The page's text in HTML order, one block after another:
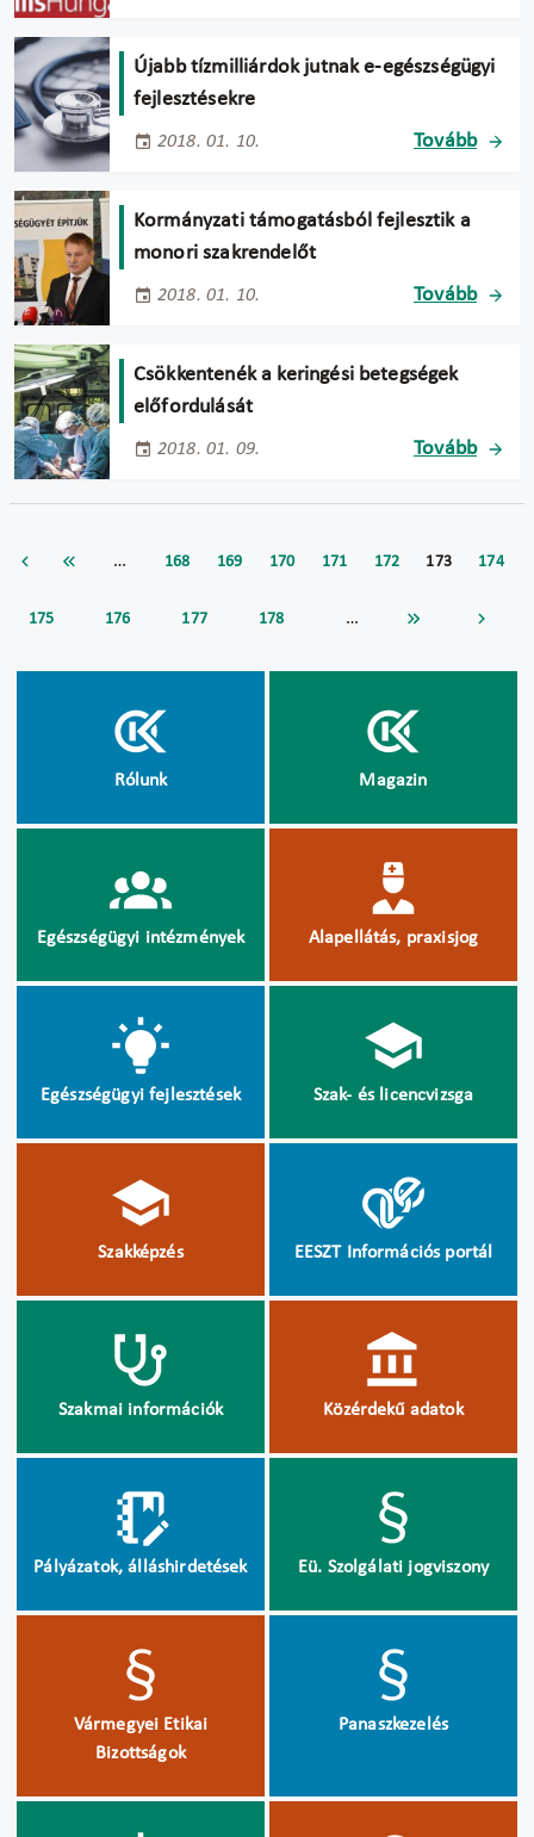
Újabb tízmilliárdok jutnak e-egészségügyi
fejlesztésekre
2018. 01. 10. Tovább
Kormányzati támogatásból fejlesztik a
monori szakrendelőt
2018. 01. 10. Tovább
Csökkentenék a keringési betegségek
előfordulását
2018. 01. 09. Tovább
… 168 169 170 171 172 173 174
175 176 177 178 …
Rólunk Magazin
Egészségügyi intézmények Alapellátás, praxisjog
Egészségügyi fejlesztések Szak- és licencvizsga
Szakképzés EESZT Információs portál
Szakmai információk Közérdekű adatok
Pályázatok, álláshirdetések Eü. Szolgálati jogviszony
Vármegyei Etikai
Bizottságok
Panaszkezelés